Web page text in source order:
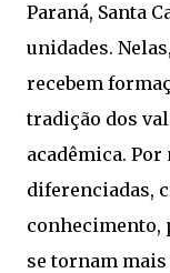
Paraná, Santa
unidades.
recebem
tradição dos
acadêmica.
diferenciadas,
conhecimento,
se tornam